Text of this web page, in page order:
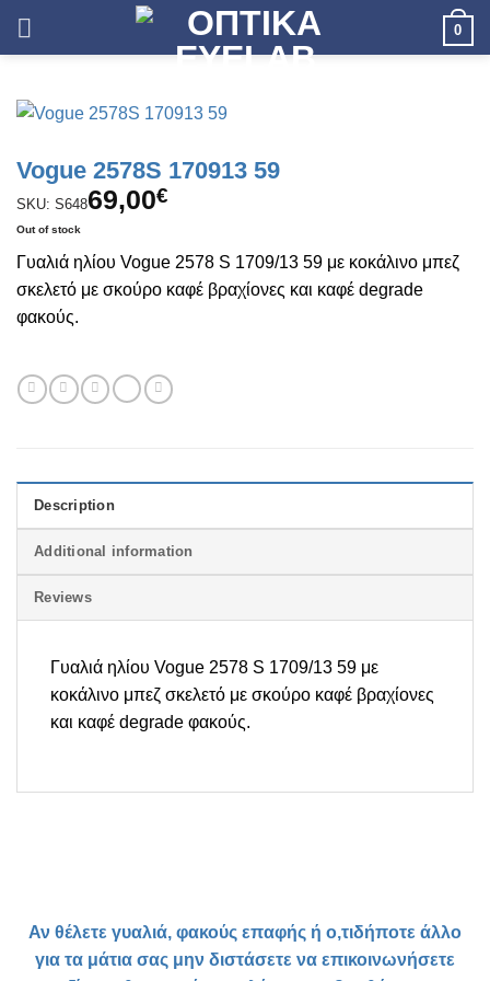
0
Vogue 2578S 170913 59
SKU: S64869,00€
Out of stock
Γυαλιά ηλίου Vogue 2578 S 1709/13 59 με κοκάλινο μπεζ
σκελετό με σκούρο καφέ βραχίονες και καφέ degrade
φακούς.
Description
Additional information
Reviews
Γυαλιά ηλίου Vogue 2578 S 1709/13 59 με
κοκάλινο μπεζ σκελετό με σκούρο καφέ βραχίονες
και καφέ degrade φακούς.
Αν θέλετε γυαλιά, φακούς επαφής ή ο,τιδήποτε άλλο
για τα μάτια σας μην διστάσετε να επικοινωνήσετε